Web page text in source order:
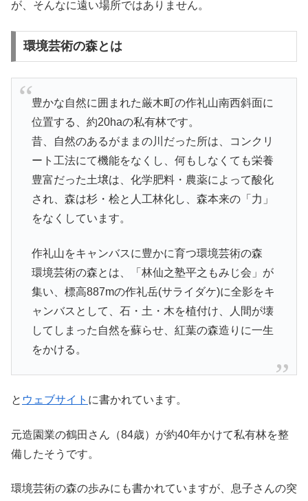
が、そんなに遠い場所ではありません。
環境芸術の森とは
豊かな自然に囲まれた厳木町の作礼山南西斜面に
位置する、約20haの私有林です。
昔、自然のあるがままの川だった所は、コンクリ
ート工法にて機能をなくし、何もしなくても栄養
豊富だった土壌は、化学肥料・農薬によって酸化
され、森は杉・桧と人工林化し、森本来の「力」
をなくしています。
作礼山をキャンバスに豊かに育つ環境芸術の森
環境芸術の森とは、「林仙之塾平之もみじ会」が
集い、標高887mの作礼岳(サライダケ)に全影をキ
ャンバスとして、石・土・木を植付け、人間が壊
してしまった自然を蘇らせ、紅葉の森造りに一生
をかける。
と ウェブサイト に書かれています。
元造園業の鶴田さん（84歳）が約40年かけて私有林を整
備したそうです。
環境芸術の森の歩みにも書かれていますが、息子さんの突